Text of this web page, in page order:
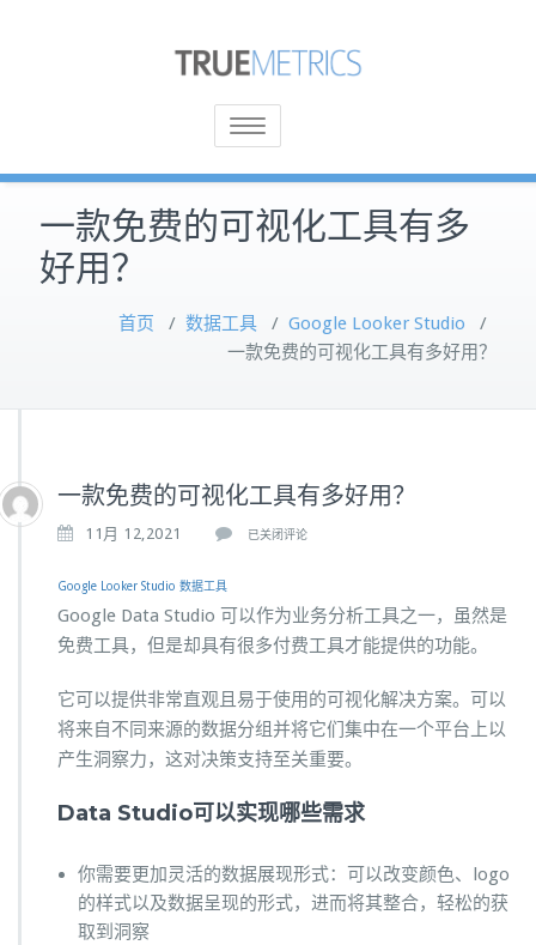
Toggle
一款免费的可视化工具有多
好用？
首页 / 数据工具 / Google Looker Studio /
一款免费的可视化工具有多好用？
一款免费的可视化工具有多好用？
11月 12,2021
一
费
的
视
化
工
具
多
好
已关闭评论
Google Looker Studio 数据工具
Google Data Studio 可以作为业务分析工具之一，虽然是
免费工具，但是却具有很多付费工具才能提供的功能。
它可以提供非常直观且易于使用的可视化解决方案。可以
将来自不同来源的数据分组并将它们集中在一个平台上以
产生洞察力，这对决策支持至关重要。
Data Studio可以实现哪些需求
你需要更加灵活的数据展现形式：可以改变颜色、logo
的样式以及数据呈现的形式，进而将其整合，轻松的获
取到洞察